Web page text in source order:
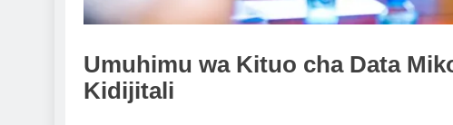
Umuhimu wa Kituo cha Data
Kidijitali